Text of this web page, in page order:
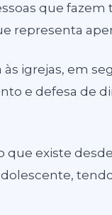
que
representa
igrejas, em
e defesa de
que existe